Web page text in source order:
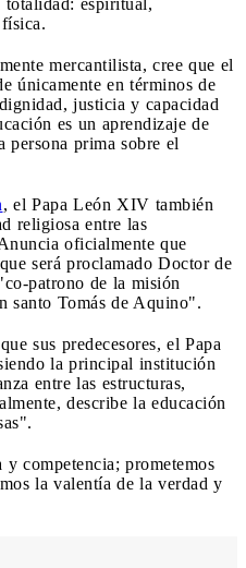
totalidad: espiritual,
mercantilista, cree que el
únicamente en términos de
justicia y capacidad
es un aprendizaje de
prima sobre el
, el Papa León XIV también
religiosa entre las
oficialmente que
será proclamado Doctor de
patrono de la misión
santo Tomás de Aquino".
sus predecesores, el Papa
la principal institución
entre las estructuras,
describe la educación
competencia; prometemos
la valentía de la verdad y